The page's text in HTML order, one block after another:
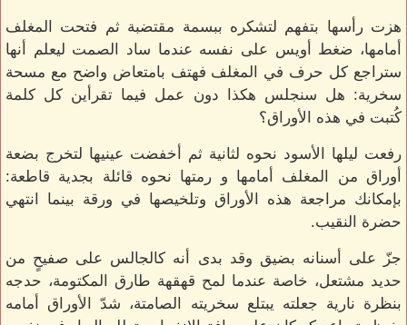
هزت رأسها بتفهم لتشكره ببسمة مقتضبة ثم فتحت المغلف
أمامها، ضغط أويس على نفسه عندما ساد الصمت ليعلم أنها
ستراجع كل حرف في المغلف فهتف بامتعاض واضح مع مسحة
سخرية: هل سنجلس هكذا دون عمل فيما تقرأين كل كلمة
كُتبت في هذه الأوراق؟
رفعت ليلها الأسود نحوه لثانية ثم أخفضت عينيها لتخرج بضعة
أوراق من المغلف أمامها و رمتها نحوه قائلة بجدية قاطعة:
بإمكانك مراجعة هذه الأوراق وتلخيصها في ورقة بينما انتهي
حضرة النقيب.
جزّ على أسنانه بضيق وقد بدى أنه كالجالس على صفيحٍ من
حديد مشتعل، خاصة عندما لمح قهقهة طارق المكتومة، حدجه
بنظرة نارية جعلته يبتلع سخريته الصامتة، شدّ الأوراق أمامه